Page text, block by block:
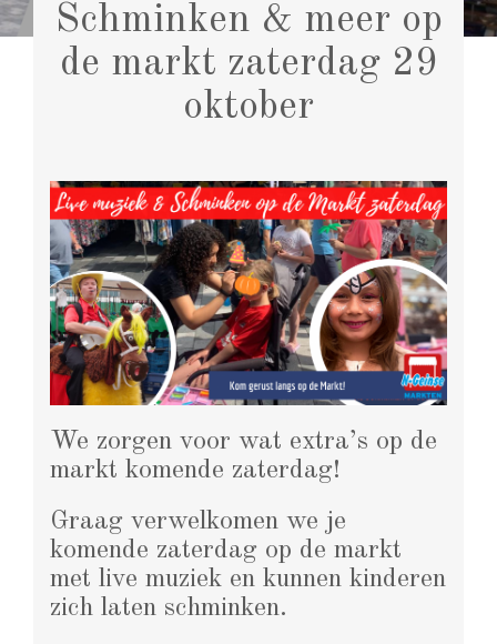
Schminken & meer op
de markt zaterdag 29
oktober
We zorgen voor wat extra’s op de
markt komende zaterdag!
Graag verwelkomen we je
komende zaterdag op de markt
met live muziek en kunnen kinderen
zich laten schminken.